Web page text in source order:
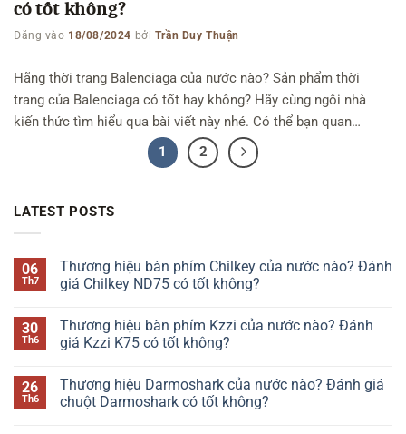
có tốt không?
Đăng vào 18/08/2024 bởi Trần Duy Thuận
Hãng thời trang Balenciaga của nước nào? Sản phẩm thời
trang của Balenciaga có tốt hay không? Hãy cùng ngôi nhà
kiến thức tìm hiểu qua bài viết này nhé. Có thể bạn quan
tâm: Hãng thời trang Puma của nước nào – Hãng thời trang
MLB của nước nào Hãng thời trang Balenciaga của nước nào?
1 2
LATEST POSTS
06
Th7
Thương hiệu bàn phím Chilkey của nước nào? Đánh
giá Chilkey ND75 có tốt không?
bình
luận
ở
bàn
phím
Chilkey
30
Th6
Thương hiệu bàn phím Kzzi của nước nào? Đánh
giá Kzzi K75 có tốt không?
bình
luận
ở
26
Th6
Thương hiệu Darmoshark của nước nào? Đánh giá
chuột Darmoshark có tốt không?